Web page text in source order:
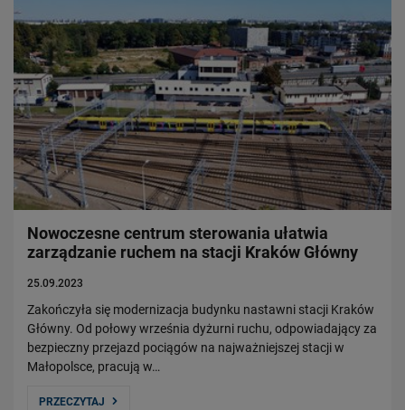
Nowoczesne centrum sterowania ułatwia
zarządzanie ruchem na stacji Kraków Główny
25.09.2023
Zakończyła się modernizacja budynku nastawni stacji Kraków
Główny. Od połowy września dyżurni ruchu, odpowiadający za
bezpieczny przejazd pociągów na najważniejszej stacji w
Małopolsce, pracują w…
PRZECZYTAJ